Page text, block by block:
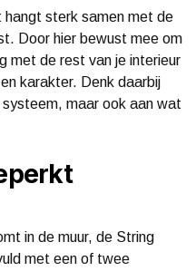
hangt sterk samen met de
Door hier bewust mee om
met de rest van je interieur
karakter. Denk daarbij
maar ook aan wat
in de muur, de String
met een of twee